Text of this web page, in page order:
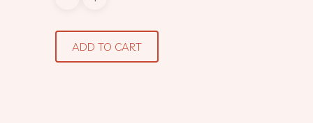
ADD TO CART